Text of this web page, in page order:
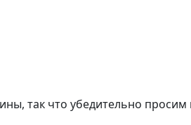
так что убедительно